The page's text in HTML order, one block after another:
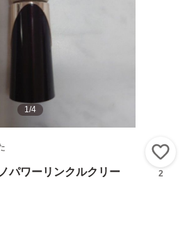
1/4
パワーリンクルクリー
2